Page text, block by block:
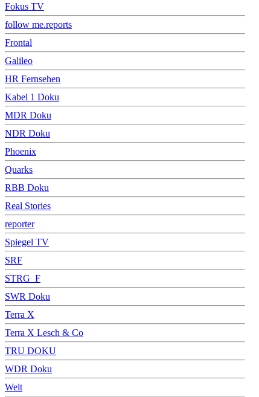
Fokus TV
follow me.reports
Frontal
Galileo
HR Fernsehen
Kabel 1 Doku
MDR Doku
NDR Doku
Phoenix
Quarks
RBB Doku
Real Stories
reporter
Spiegel TV
SRF
STRG_F
SWR Doku
Terra X
Terra X Lesch & Co
TRU DOKU
WDR Doku
Welt